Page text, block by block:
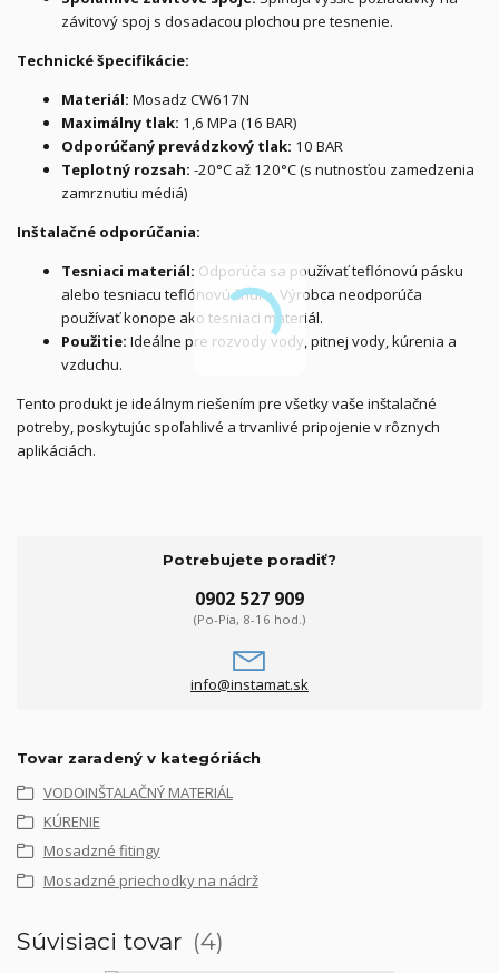
závitový spoj s dosadacou plochou pre tesnenie.
Technické špecifikácie:
Materiál: Mosadz CW617N
Maximálny tlak: 1,6 MPa (16 BAR)
Odporúčaný prevádzkový tlak: 10 BAR
Teplotný rozsah: -20°C až 120°C (s nutnosťou zamedzenia
zamrznutiu médiá)
Inštalačné odporúčania:
Tesniaci materiál: Odporúča sa používať teflónovú pásku
alebo tesniacu teflónovú šnúru. Výrobca neodporúča
používať konope ako tesniaci materiál.
Použitie: Ideálne pre rozvody vody, pitnej vody, kúrenia a
vzduchu.
Tento produkt je ideálnym riešením pre všetky vaše inštalačné
potreby, poskytujúc spoľahlivé a trvanlivé pripojenie v rôznych
aplikáciách.
Potrebujete poradiť?
0902 527 909
(Po-Pia, 8-16 hod.)
info@instamat.sk
Tovar zaradený v kategóriách
VODOINŠTALAČNÝ MATERIÁL
KÚRENIE
Mosadzné fitingy
Mosadzné priechodky na nádrž
Súvisiaci tovar 4